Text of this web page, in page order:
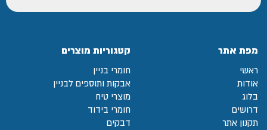
מפת אתר
ראשי
אודות
בלוג
דרושים
תקנון אתר
קטגוריות מוצרים
חומרי בניין
אבקות ותוספים לבניין
מוצרי טיח
חומרי בידוד
דבקים